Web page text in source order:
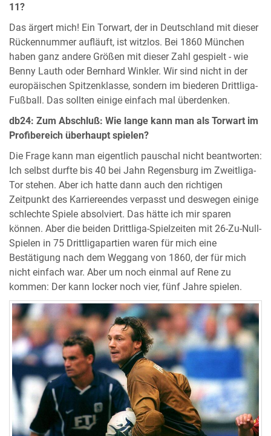
11?
Das ärgert mich! Ein Torwart, der in Deutschland mit dieser
Rückennummer aufläuft, ist witzlos. Bei 1860 München
haben ganz andere Größen mit dieser Zahl gespielt - wie
Benny Lauth oder Bernhard Winkler. Wir sind nicht in der
europäischen Spitzenklasse, sondern im biederen Drittliga-
Fußball. Das sollten einige einfach mal überdenken.
db24: Zum Abschluß: Wie lange kann man als Torwart im
Profibereich überhaupt spielen?
Die Frage kann man eigentlich pauschal nicht beantworten:
Ich selbst durfte bis 40 bei Jahn Regensburg im Zweitliga-
Tor stehen. Aber ich hatte dann auch den richtigen
Zeitpunkt des Karriereendes verpasst und deswegen einige
schlechte Spiele absolviert. Das hätte ich mir sparen
können. Aber die beiden Drittliga-Spielzeiten mit 26-Zu-Null-
Spielen in 75 Drittligapartien waren für mich eine
Bestätigung nach dem Weggang von 1860, der für mich
nicht einfach war. Aber um noch einmal auf Rene zu
kommen: Der kann locker noch vier, fünf Jahre spielen.